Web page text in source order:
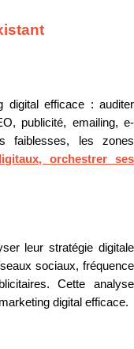
digital efficace : auditer
publicité, emailing, e-
faiblesses, les zones
orchestrer ses
leur stratégie digitale
sociaux, fréquence
Cette analyse
digital efficace.